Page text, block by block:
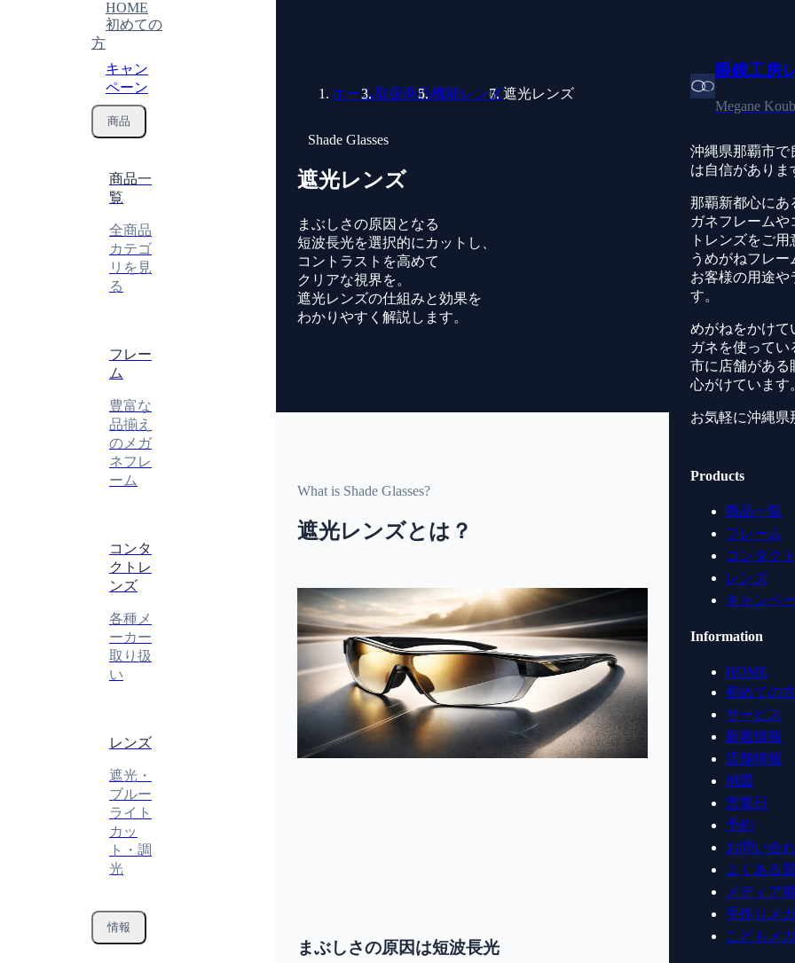
HOME
初めての
方
キャン
ペーン
商品
商品一
覧
全商品
カテゴ
リを見
る
フレー
ム
豊富な
品揃え
のメガ
ネフレ
ーム
コンタ
クトレ
ンズ
各種メ
ーカー
取り扱
い
レンズ
遮光・
ブルー
ライト
カッ
ト・調
光
情報
ホーム取扱商品機能レンズ遮光レンズ
Shade Glasses
遮光レンズ
まぶしさの原因となる
短波長光を選択的にカットし、
コントラストを高めて
クリアな視界を。
遮光レンズの仕組みと効果を
わかりやすく解説します。
What is Shade Glasses?
遮光レンズとは？
まぶしさの原因は短波長光
眼鏡工房
Megane
沖縄県那覇市で
は自信がありま
那覇新都心にあ
ガネフレーム
トレンズをご
うめがねフレ
お客様の用途や
す。
めがねをかけて
ガネを使って
市に店舗がある
心がけています
お気軽に沖縄県
Products
商品一覧
フレーム
コンタク
レンズ
キャンペ
Information
HOME
初めての
サービス
新着情報
店舗情報
地図
営業日
予約
お問い合
よくある
メディア
手作りメ
こどもメ